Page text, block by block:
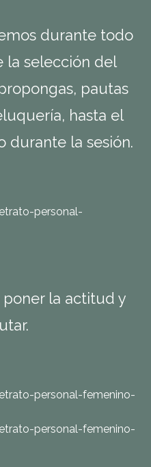
durante todo
la selección del
pautas
ía, hasta el
durante la sesión.
la actitud y